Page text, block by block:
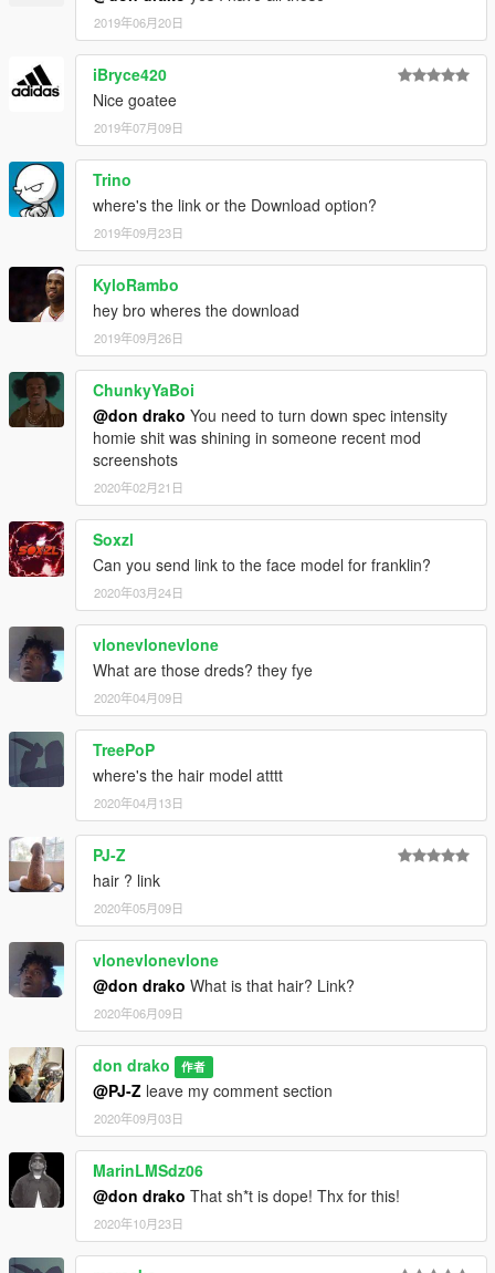
2019年06月20日
iBryce420
Nice goatee
2019年07月09日
Trino
where's the link or the Download option?
2019年09月23日
KyloRambo
hey bro wheres the download
2019年09月26日
ChunkyYaBoi
@don drako You need to turn down spec intensity
homie shit was shining in someone recent mod
screenshots
2020年02月21日
Soxzl
Can you send link to the face model for franklin?
2020年03月24日
vlonevlonevlone
What are those dreds? they fye
2020年04月09日
TreePoP
where's the hair model atttt
2020年04月13日
PJ-Z
hair ? link
2020年05月09日
vlonevlonevlone
@don drako What is that hair? Link?
2020年06月09日
don drako 作者
@PJ-Z leave my comment section
2020年09月03日
MarinLMSdz06
@don drako That sh*t is dope! Thx for this!
2020年10月23日